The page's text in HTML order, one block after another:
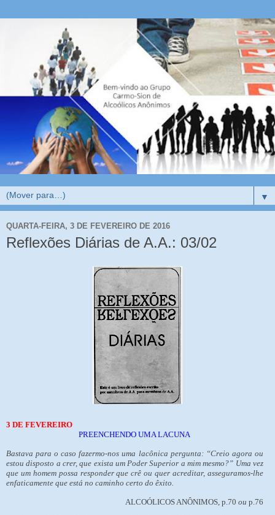
▼
QUARTA-FEIRA, 3 DE FEVEREIRO DE 2016
Reflexões Diárias de A.A.: 03/02
3 DE FEVEREIRO
PREENCHENDO UMA LACUNA
Bastava para o caso fazermo-nos uma lacônica pergunta: “Creio agora ou
estou disposto a crer, que exista um Poder Superior a mim mesmo?” Uma vez
que um homem possa responder que crê ou quer acreditar, asseguramos-lhe
enfaticamente que está no caminho certo do êxito.
ALCOÓLICOS ANÔNIMOS, p.70 ou p.76